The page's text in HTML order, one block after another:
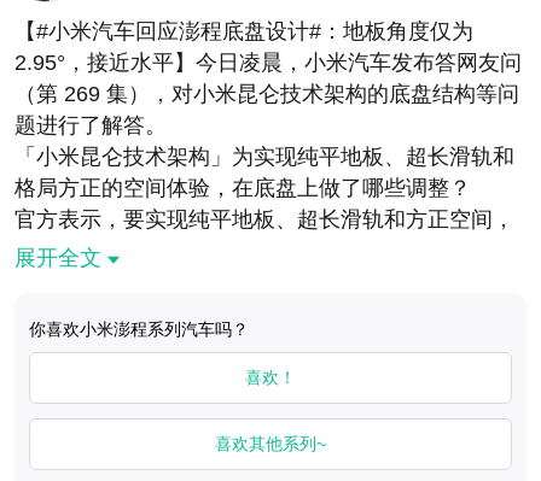
2.95°，接近水平。
【#小米汽车回应澎程底盘设计#：地板角度仅为
2.95°，接近水平】今日凌晨，小米汽车发布答网友问
（第 269 集），对小米昆仑技术架构的底盘结构等问
题进行了解答。
「小米昆仑技术架构」为实现纯平地板、超长滑轨和
格局方正的空间体验，在底盘上做了哪些调整？
官方表示，要实现纯平地板、超长滑轨和方正空间，
必须从架构层面对底盘做系统性调整。小米昆仑技术
和悬架舒适性，下面以 N90 Max 为例给大家介绍一
首先是垂向压缩，我们做了三个关键动作：
一是后电驱采用高集成度的同轴布置，电控系统前
置，电驱位置的地板厚度降低了 145mm，第三排地
展开全文
你喜欢小米澎程系列汽车吗？
喜欢！
喜欢其他系列~